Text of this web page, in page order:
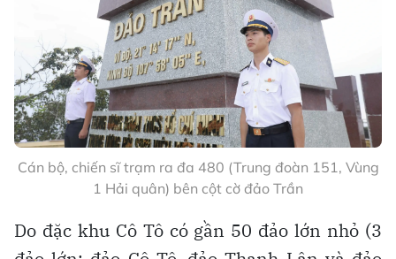
Đặc biệt, từ nhiều năm nay, Bộ Quốc phòng